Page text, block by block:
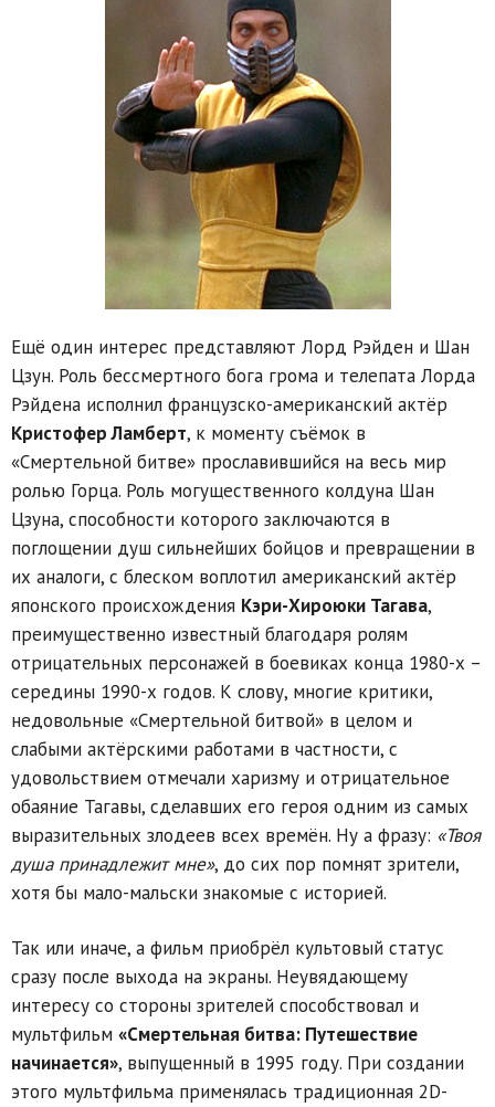
Ещё один интерес представляют Лорд Рэйден и Шан
Цзун. Роль бессмертного бога грома и телепата Лорда
Рэйдена исполнил французско-американский актёр
Кристофер Ламберт, к моменту съёмок в
«Смертельной битве» прославившийся на весь мир
ролью Горца. Роль могущественного колдуна Шан
Цзуна, способности которого заключаются в
поглощении душ сильнейших бойцов и превращении в
их аналоги, с блеском воплотил американский актёр
японского происхождения Кэри-Хироюки Тагава,
преимущественно известный благодаря ролям
отрицательных персонажей в боевиках конца 1980-х –
середины 1990-х годов. К слову, многие критики,
недовольные «Смертельной битвой» в целом и
слабыми актёрскими работами в частности, с
удовольствием отмечали харизму и отрицательное
обаяние Тагавы, сделавших его героя одним из самых
выразительных злодеев всех времён. Ну а фразу: «Твоя
душа принадлежит мне», до сих пор помнят зрители,
хотя бы мало-мальски знакомые с историей.
Так или иначе, а фильм приобрёл культовый статус
сразу после выхода на экраны. Неувядающему
интересу со стороны зрителей способствовал и
мультфильм «Смертельная битва: Путешествие
начинается», выпущенный в 1995 году. При создании
этого мультфильма применялась традиционная 2D-